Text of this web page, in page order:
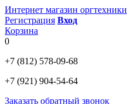
Интернет магазин оргтехники
Регистрация Вход
Корзина
0
+7 (812) 578-09-68
+7 (921) 904-54-64
Заказать обратный звонок